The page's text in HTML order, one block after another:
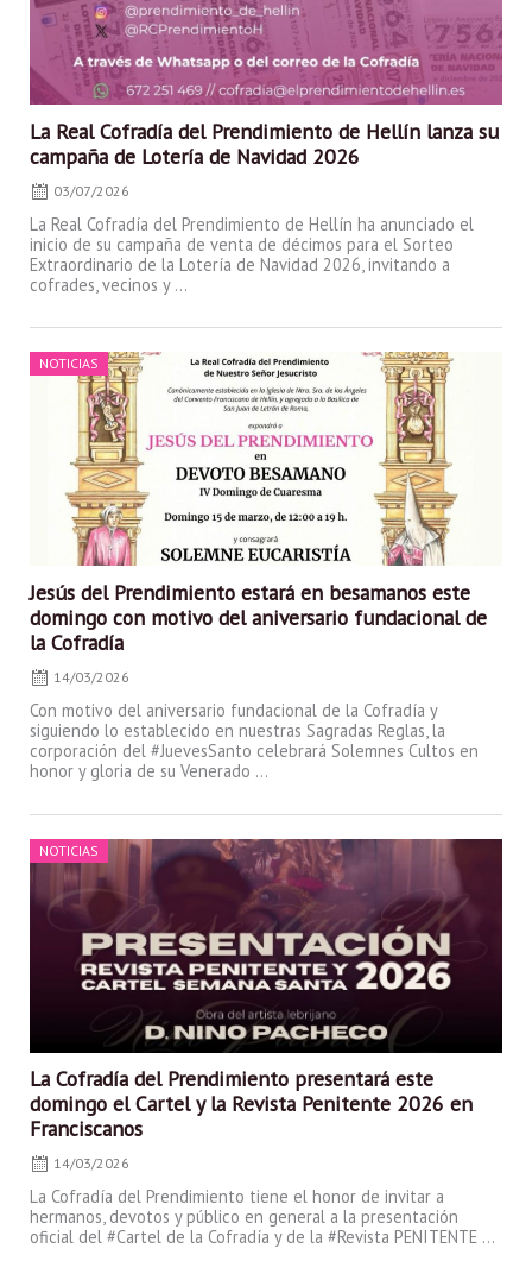
La Real Cofradía del Prendimiento de Hellín lanza su
campaña de Lotería de Navidad 2026
03/07/2026
La Real Cofradía del Prendimiento de Hellín ha anunciado el
inicio de su campaña de venta de décimos para el Sorteo
Extraordinario de la Lotería de Navidad 2026, invitando a
cofrades, vecinos y ...
NOTICIAS
Jesús del Prendimiento estará en besamanos este
domingo con motivo del aniversario fundacional de
la Cofradía
Posted
14/03/2026
Con motivo del aniversario fundacional de la Cofradía y
siguiendo lo establecido en nuestras Sagradas Reglas, la
corporación del #JuevesSanto celebrará Solemnes Cultos en
honor y gloria de su Venerado ...
NOTICIAS
La Cofradía del Prendimiento presentará este
domingo el Cartel y la Revista Penitente 2026 en
Franciscanos
Posted
on
14/03/2026
La Cofradía del Prendimiento tiene el honor de invitar a
hermanos, devotos y público en general a la presentación
oficial del #Cartel de la Cofradía y de la #Revista PENITENTE ...